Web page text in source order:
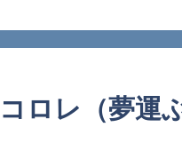
ロレ（夢運